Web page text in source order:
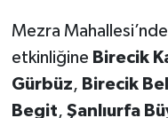
Mezra
etkinliğine Birecik
Gürbüz, Birecik
Begit, Şanlıurfa